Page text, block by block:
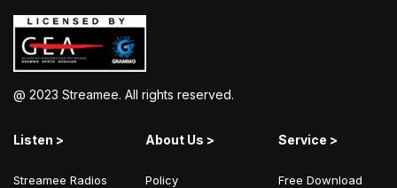
@ 2023 Streamee. All rights reserved.
Listen >
Streamee Radios
About Us >
Policy
Service >
Free Download